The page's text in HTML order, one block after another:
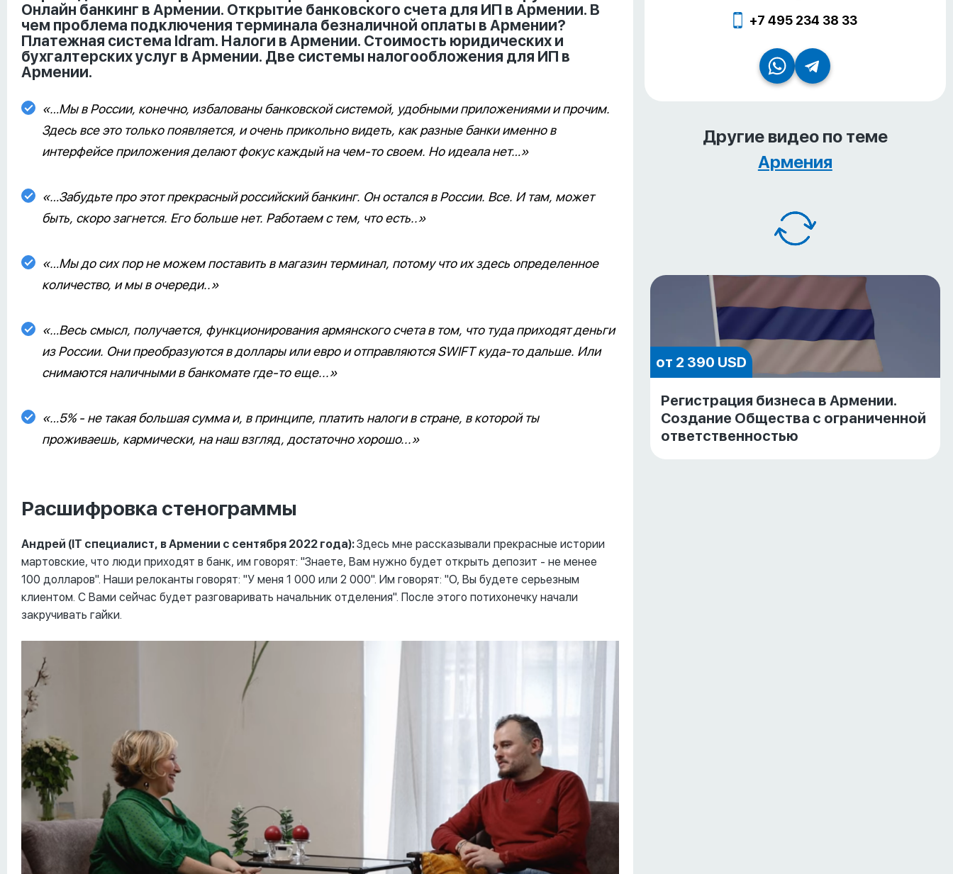
Онлайн банкинг в Армении. Открытие банковского счета для ИП в Армении. В
чем проблема подключения терминала безналичной оплаты в Армении?
Платежная система Idram. Налоги в Армении. Стоимость юридических и
бухгалтерских услуг в Армении. Две системы налогообложения для ИП в
Армении.
«…Мы в России, конечно, избалованы банковской системой, удобными приложениями и прочим.
Здесь все это только появляется, и очень прикольно видеть, как разные банки именно в
интерфейсе приложения делают фокус каждый на чем-то своем. Но идеала нет…»
«…Забудьте про этот прекрасный российский банкинг. Он остался в России. Все. И там, может
быть, скоро загнется. Его больше нет. Работаем с тем, что есть..»
«…Мы до сих пор не можем поставить в магазин терминал, потому что их здесь определенное
количество, и мы в очереди..»
«…Весь смысл, получается, функционирования армянского счета в том, что туда приходят деньги
из России. Они преобразуются в доллары или евро и отправляются SWIFT куда-то дальше. Или
снимаются наличными в банкомате где-то еще...»
«…5% - не такая большая сумма и, в принципе, платить налоги в стране, в которой ты
проживаешь, кармически, на наш взгляд, достаточно хорошо...»
Расшифровка стенограммы
Андрей (IT специалист, в Армении с сентября 2022 года):Здесь мне рассказывали прекрасные истории
мартовские, что люди приходят в банк, им говорят: "Знаете, Вам нужно будет открыть депозит - не менее
100 долларов". Наши релоканты говорят: "У меня 1 000 или 2 000". Им говорят: "О, Вы будете серьезным
клиентом. С Вами сейчас будет разговаривать начальник отделения". После этого потихонечку начали
закручивать гайки.
+7 495 234 38 33
Другие видео по теме
Армения
от 2 390 USD
Регистрация бизнеса в Армении.
Создание Общества с ограниченной
ответственностью